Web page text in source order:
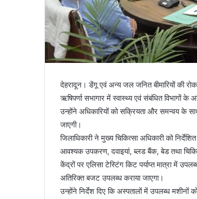
देहरादून। डेंगू एवं अन्य जल जनित बीमारियों की
ऋषिपर्णा सभागार में स्वास्थ्य एवं संबंधित विभागों
उन्होंने अधिकारियों को सक्रियता और समन्वय के
जाएगी।
जिलाधिकारी ने मुख्य चिकित्सा अधिकारी को
आवश्यक उपकरण, दवाइयां, ब्लड बैंक, बेड तथा
केंद्रों पर एलिसा टेस्टिंग किट पर्याप्त मात्रा में
अतिरिक्त बजट उपलब्ध कराया जाएगा।
उन्होंने निर्देश दिए कि अस्पतालों में उपलब्ध मशीनों